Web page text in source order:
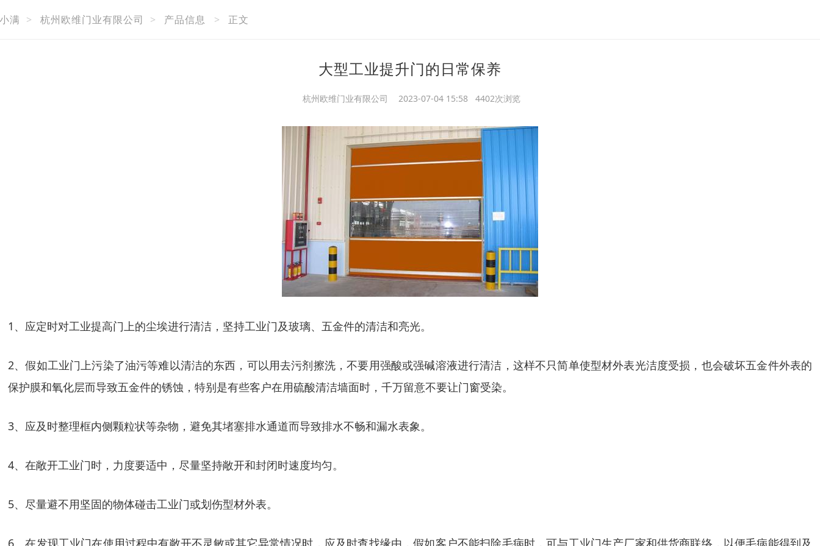
满 > 杭州欧维门业有限公司 > 产品信息 > 正文
大型工业提升门的日常保养
杭州欧维门业有限公司 2023-07-04 15:58 4402次浏览
1、应定时对工业提高门上的尘埃进行清洁，坚持工业门及玻璃、五金件的清洁和亮光。
2、假如工业门上污染了油污等难以清洁的东西，可以用去污剂擦洗，不要用强酸或强碱溶液进行清洁，这样不只简单使型材外表光洁度受损，也会破坏五金件外表的
保护膜和氧化层而导致五金件的锈蚀，特别是有些客户在用硫酸清洁墙面时，千万留意不要让门窗受染。
3、应及时整理框内侧颗粒状等杂物，避免其堵塞排水通道而导致排水不畅和漏水表象。
4、在敞开工业门时，力度要适中，尽量坚持敞开和封闭时速度均匀。
5、尽量避不用坚固的物体碰击工业门或划伤型材外表。
6、在发现工业门在使用过程中有敞开不灵敏或其它异常情况时，应及时查找缘由，假如客户不能扫除毛病时，可与工业门生产厂家和供货商联络，以便毛病能得到及